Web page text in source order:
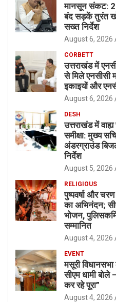
मानसून संकट:
बंद सड़कें तुरंत
सख्त निर्देश
August 6, 2026
CORBETT
उत्तराखंड में
से मिले एनसीसी
इकाइयों और
August 6, 2026
DESH
उत्तराखंड में
समीक्षा: मुख्य
अंडरग्राउंड
निर्देश
August 5, 2026
RELIGIOUS
पुष्पवर्षा और
का अभिनंदन;
भोजन,
सम्मानित
August 4, 2026
EVENT
मसूरी
सीएम धामी बोले
कर रहे पूरा”
August 4, 2026